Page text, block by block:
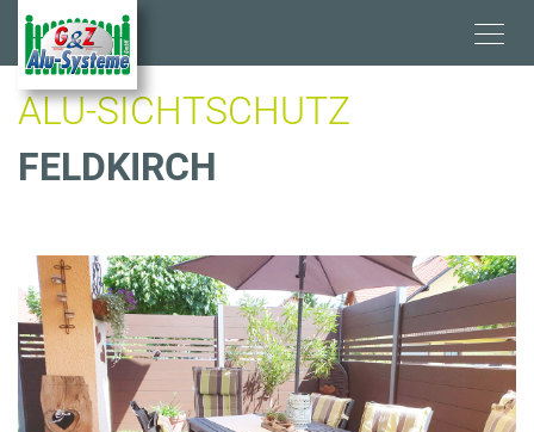
Direkt
Inhalt
ALU-SICHTSCHUTZ
FELDKIRCH